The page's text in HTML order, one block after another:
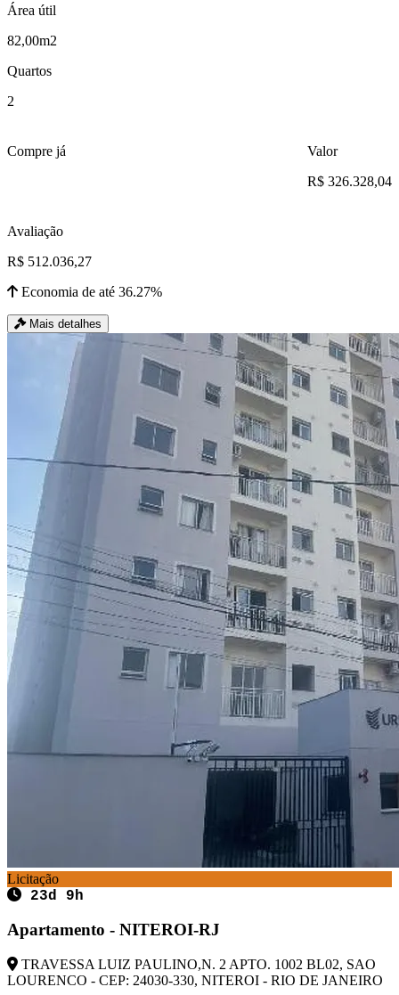
Área útil
82,00m2
Quartos
2
Compre já
Valor
R$ 326.328,04
Avaliação
R$ 512.036,27
Economia de até 36.27%
Mais detalhes
Licitação
23d 9h
Apartamento - NITEROI-RJ
TRAVESSA LUIZ PAULINO,N. 2 APTO. 1002 BL02, SAO
LOURENCO - CEP: 24030-330, NITEROI - RIO DE JANEIRO